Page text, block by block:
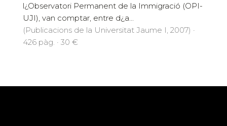
l¿Observatori Permanent de la Immigració (OPI-
UJI), van comptar, entre d¿a...
(Publicacions de la Universitat Jaume I, 2007) ·
426 pàg. · 30 €